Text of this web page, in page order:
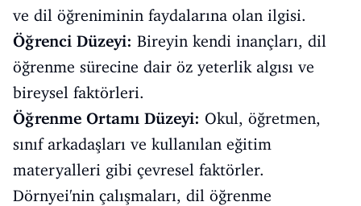
ve dil öğreniminin faydalarına olan ilgisi.
Öğrenci Düzeyi: Bireyin kendi inançları, dil
öğrenme sürecine dair öz yeterlik algısı ve
bireysel faktörleri.
Öğrenme Ortamı Düzeyi: Okul, öğretmen,
sınıf arkadaşları ve kullanılan eğitim
materyalleri gibi çevresel faktörler.
Dörnyei'nin çalışmaları, dil öğrenme